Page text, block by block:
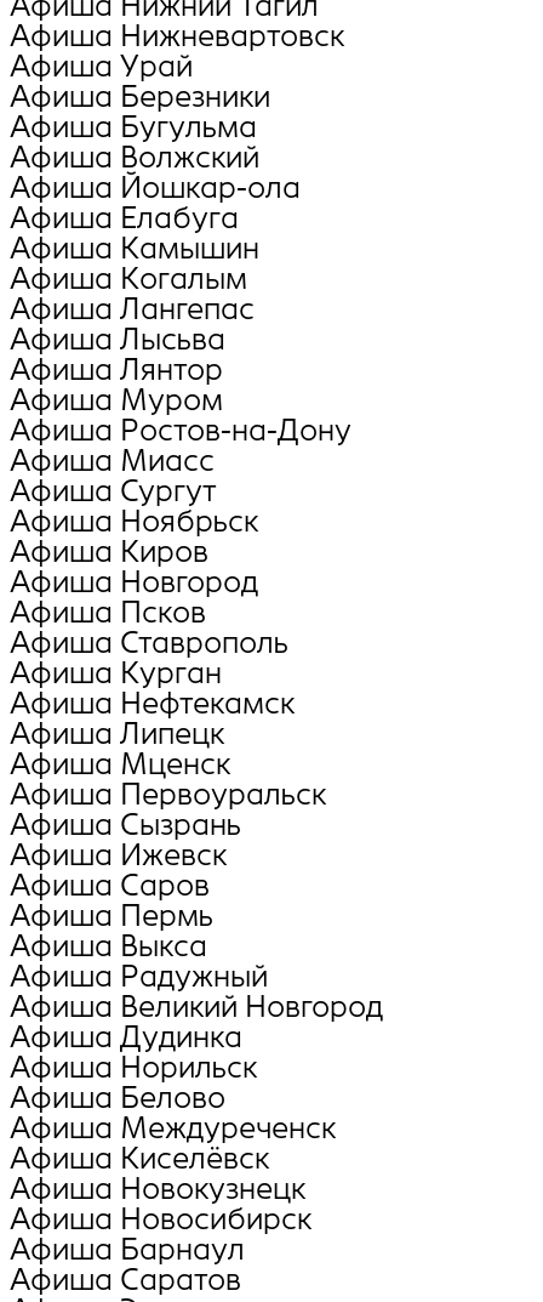
Афиша Нижневартовск
Афиша Урай
Афиша Березники
Афиша Бугульма
Афиша Волжский
Афиша Йошкар-ола
Афиша Елабуга
Афиша Камышин
Афиша Когалым
Афиша Лангепас
Афиша Лысьва
Афиша Лянтор
Афиша Муром
Афиша Ростов-на-Дону
Афиша Миасс
Афиша Сургут
Афиша Ноябрьск
Афиша Киров
Афиша Новгород
Афиша Псков
Афиша Ставрополь
Афиша Курган
Афиша Нефтекамск
Афиша Липецк
Афиша Мценск
Афиша Первоуральск
Афиша Сызрань
Афиша Ижевск
Афиша Саров
Афиша Пермь
Афиша Выкса
Афиша Радужный
Афиша Великий Новгород
Афиша Дудинка
Афиша Норильск
Афиша Белово
Афиша Междуреченск
Афиша Киселёвск
Афиша Новокузнецк
Афиша Новосибирск
Афиша Барнаул
Афиша Саратов